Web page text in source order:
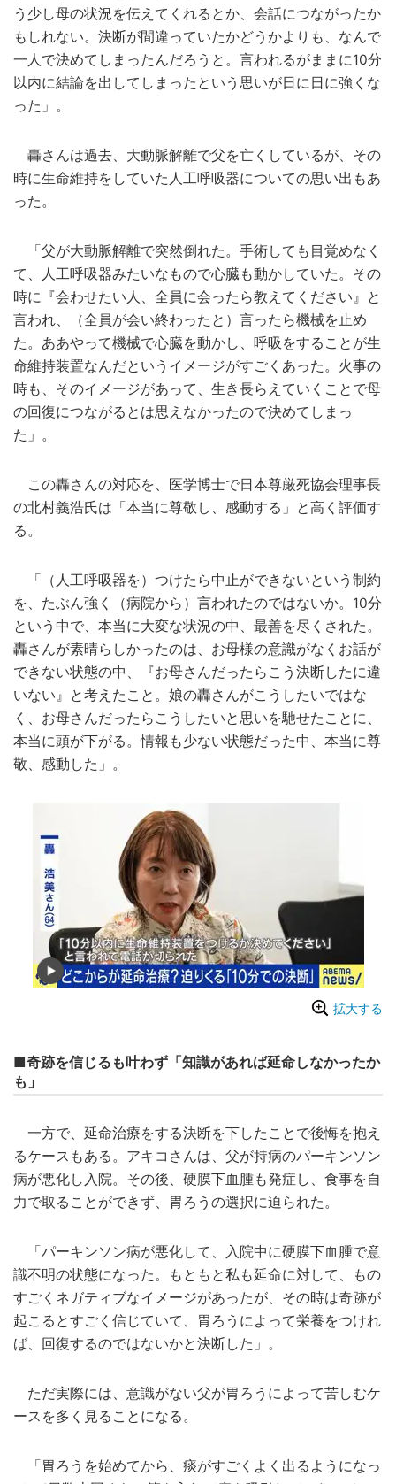
う少し母の状況を伝えてくれるとか、会話につながったか
もしれない。決断が間違っていたかどうかよりも、なんで
一人で決めてしまったんだろうと。言われるがままに10分
以内に結論を出してしまったという思いが日に日に強くな
った」。
轟さんは過去、大動脈解離で父を亡くしているが、その
時に生命維持をしていた人工呼吸器についての思い出もあ
った。
「父が大動脈解離で突然倒れた。手術しても目覚めなく
て、人工呼吸器みたいなもので心臓も動かしていた。その
時に『会わせたい人、全員に会ったら教えてください』と
言われ、（全員が会い終わったと）言ったら機械を止め
た。ああやって機械で心臓を動かし、呼吸をすることが生
命維持装置なんだというイメージがすごくあった。火事の
時も、そのイメージがあって、生き長らえていくことで母
の回復につながるとは思えなかったので決めてしまっ
た」。
この轟さんの対応を、医学博士で日本尊厳死協会理事長
の北村義浩氏は「本当に尊敬し、感動する」と高く評価す
る。
「（人工呼吸器を）つけたら中止ができないという制約
を、たぶん強く（病院から）言われたのではないか。10分
という中で、本当に大変な状況の中、最善を尽くされた。
轟さんが素晴らしかったのは、お母様の意識がなくお話が
できない状態の中、『お母さんだったらこう決断したに違
いない』と考えたこと。娘の轟さんがこうしたいではな
く、お母さんだったらこうしたいと思いを馳せたことに、
本当に頭が下がる。情報も少ない状態だった中、本当に尊
敬、感動した」。
拡大する
■奇跡を信じるも叶わず「知識があれば延命しなかったか
も」
一方で、延命治療をする決断を下したことで後悔を抱え
るケースもある。アキコさんは、父が持病のパーキンソン
病が悪化し入院。その後、硬膜下血腫も発症し、食事を自
力で取ることができず、胃ろうの選択に迫られた。
「パーキンソン病が悪化して、入院中に硬膜下血腫で意
識不明の状態になった。もともと私も延命に対して、もの
すごくネガティブなイメージがあったが、その時は奇跡が
起こるとすごく信じていて、胃ろうによって栄養をつけれ
ば、回復するのではないかと決断した」。
ただ実際には、意識がない父が胃ろうによって苦しむケ
ースを多く見ることになる。
「胃ろうを始めてから、痰がすごくよく出るようになっ